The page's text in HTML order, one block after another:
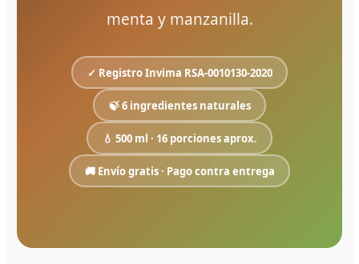
menta y manzanilla.
✓ Registro Invima RSA-0010130-2020
🍃 6 ingredientes naturales
💧 500 ml · 16 porciones aprox.
🚚 Envío gratis · Pago contra entrega